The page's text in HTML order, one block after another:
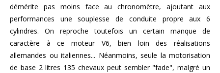
démérite pas moins face au chronomètre, ajoutant aux
performances une souplesse de conduite propre aux 6
cylindres. On reproche toutefois un certain manque de
caractère à ce moteur V6, bien loin des réalisations
allemandes ou italiennes... Néanmoins, seule la motorisation
de base 2 litres 135 chevaux peut sembler "fade", malgré un